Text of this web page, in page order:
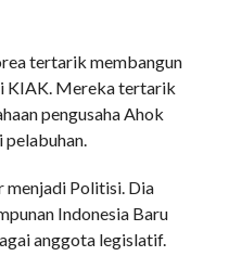
tertarik membangun
KIAK. Mereka tertarik
pengusaha Ahok
pelabuhan.
menjadi Politisi. Dia
Indonesia Baru
anggota legislatif.